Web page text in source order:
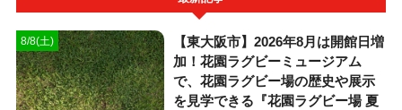
8/8(土)
【東大阪市】2026年8月は開館日増
加！花園ラグビーミュージアム
で、花園ラグビー場の歴史や展示
を見学できる『花園ラグビー場 夏